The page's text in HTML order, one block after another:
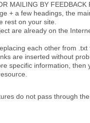
MAILING BY FEEDBACK
+ a few headings, the
rest on your site.
are already on the
each other from .txt
are inserted without
specific information, then
do not pass through